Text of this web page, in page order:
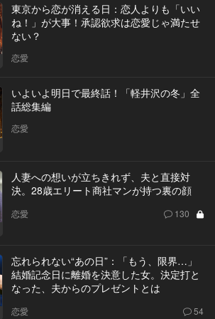
東京から恋が消える日：恋人よりも「いい
ね！」が大事！承認欲求は恋愛じゃ満たせ
ない？
恋愛
いよいよ明日で最終話！「軽井沢の冬」全
話総集編
恋愛
人妻への想いが立ちきれず、夫と直接対
決。28歳エリート商社マンが持つ裏の顔
恋愛 130
忘れられない“あの日”：「もう、限界…」
結婚記念日に離婚を決意した女。決定打と
なった、夫からのプレゼントとは
恋愛 54